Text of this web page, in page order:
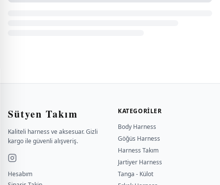
Sütyen Takım
Kaliteli harness ve aksesuar. Gizli
kargo ile güvenli alışveriş.
Hesabım
KATEGORILER
Body Harness
Göğüs Harness
Harness Takım
Jartiyer Harness
Tanga - Külot